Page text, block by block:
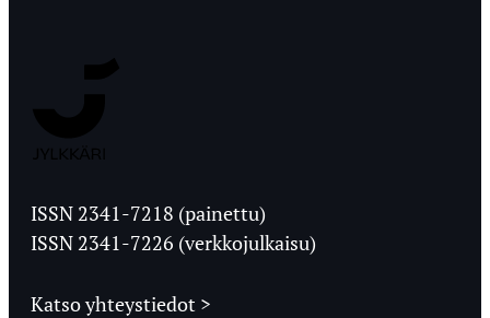
Ylioppilaslehti
ISSN 2341-7218 (painettu)
ISSN 2341-7226 (verkkojulkaisu)
Katso yhteystiedot >